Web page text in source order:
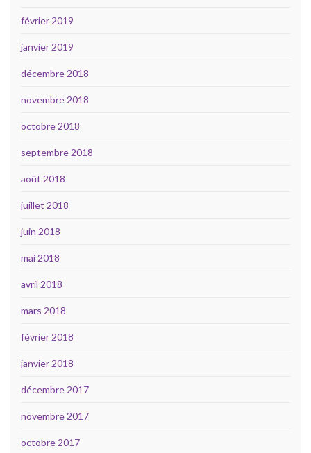
février 2019
janvier 2019
décembre 2018
novembre 2018
octobre 2018
septembre 2018
août 2018
juillet 2018
juin 2018
mai 2018
avril 2018
mars 2018
février 2018
janvier 2018
décembre 2017
novembre 2017
octobre 2017